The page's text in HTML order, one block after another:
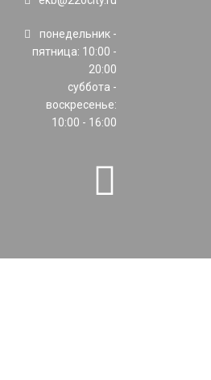
понедельник -
пятница: 10:00 -
20:00
суббота -
воскресенье:
10:00 - 16:00